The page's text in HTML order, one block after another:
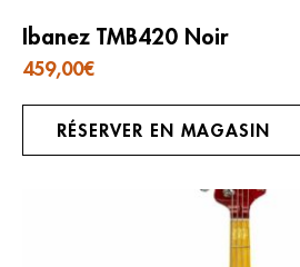
Ibanez TMB420 Noir
459,00€
RÉSERVER EN MAGASIN